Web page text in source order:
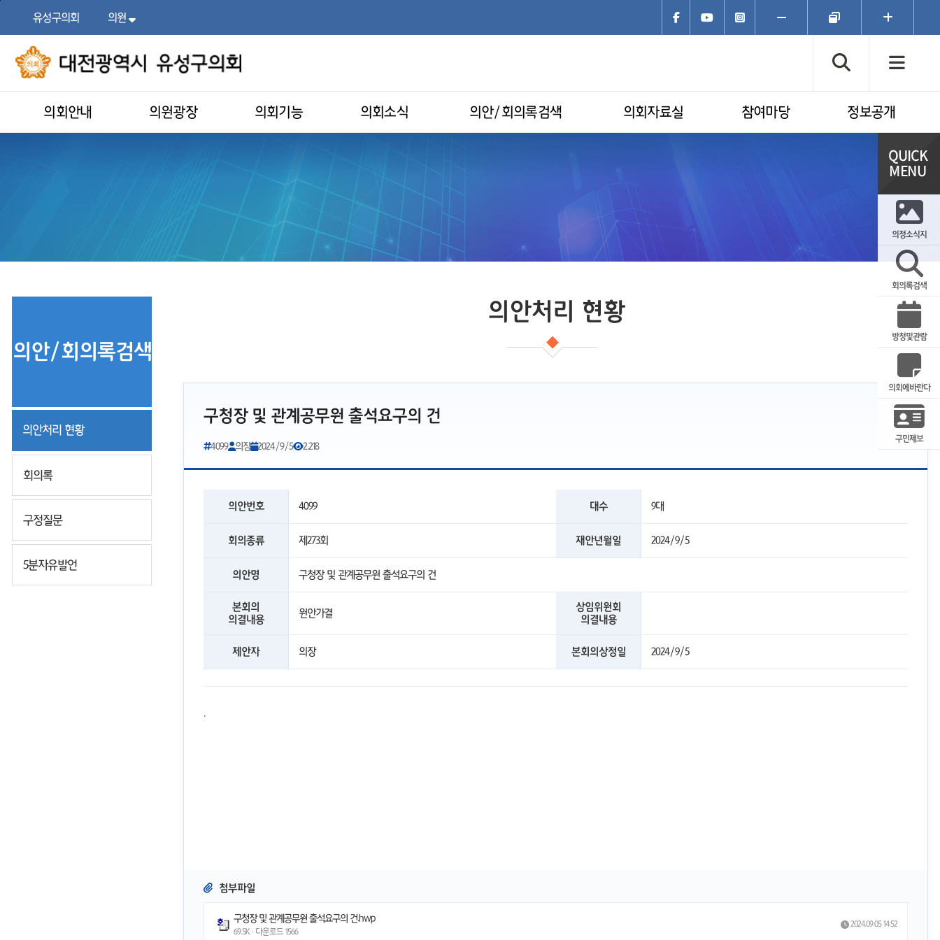
유성구의회 의원 목록
열기
페이스북유튜브 인스타그램폰트크기
폰트크기
폰트크기
검색창 열기
전체
의회안내 의원광장 의회기능 의회소식 의안/회의록검색 의회자료실 참여마당 정보공개
의안/회의록검색
의안처리 현황
회의록
구정질문
5분자유발언
의안처리 현황
구청장 및 관계공무원 출석요구의 건
4099 의장 2024/9/5 2,218
의안번호 4099 대수 9대
회의종류 제273회 재안년월일 2024/9/5
의안명 구청장 및 관계공무원 출석요구의 건
본회의
의결내용
원안가결
상임위원회
의결내용
제안자 의장 본회의상정일 2024/9/5
.
첨부파일
구청장 및 관계공무원 출석요구의 건.hwp
69.5K · 다운로드 1566
2024.09.05 14:52
의정소식지
회의록검색
방청및관람
의회에바란다
구민제보